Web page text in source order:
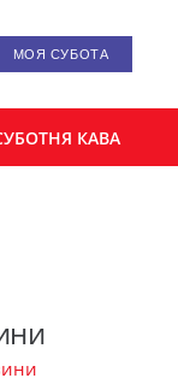
МОЯ СУБОТА
КАВА